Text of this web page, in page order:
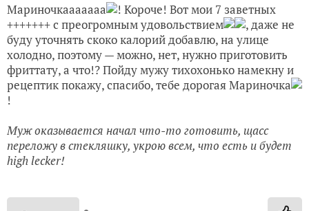
Мариночкааааааа
! Короче! Вот мои 7 заветных
+++++++ с преогромным удовольствием
, даже не
буду уточнять скоко калорий добавлю, на улице
холодно, поэтому — можно, нет, нужно приготовить
фриттату, а что!? Пойду мужу тихохонько намекну и
рецептик покажу, спасибо, тебе дорогая Мариночка
!
Муж оказывается начал что-то готовить, щасс
переложу в стекляшку, укрою всем, что есть и будет
high lecker!